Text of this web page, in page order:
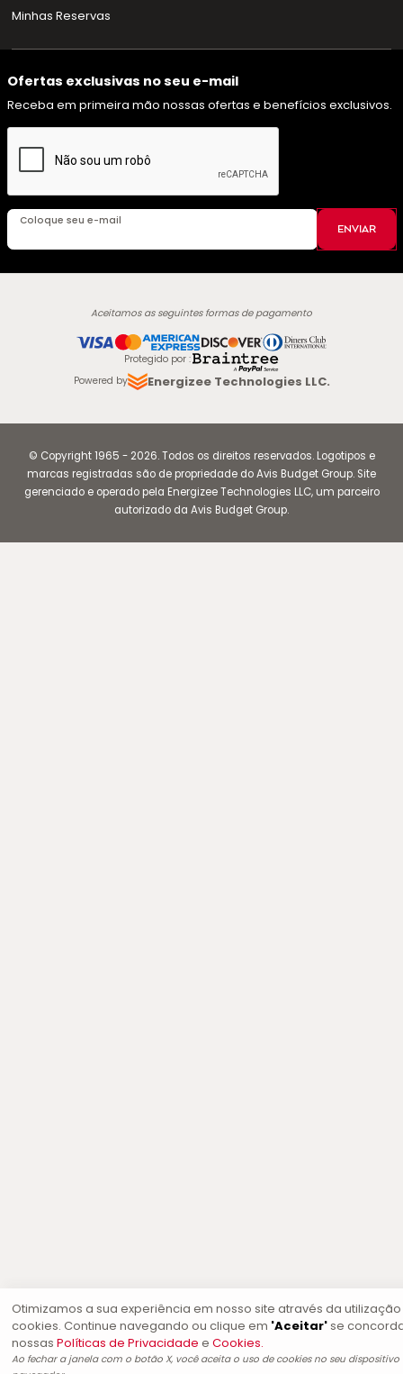
Otimizamos a sua experiência em nosso site através da
cookies. Continue navegando ou clique em 'Aceitar'se
nossas Políticas de Privacidade e Cookies.
Ao fechar a janela com o botão X, você aceita o uso de cookies no seu dispositivo
Minhas Reservas
Ofertas exclusivas no seu e-mail
Receba em primeira mão nossas ofertas e benefícios exclusivos.
Coloque seu e-mail
ENVIAR
Aceitamos as seguintes formas de pagamento
Protegido por :
Powered by
Energizee Technologies LLC.
© Copyright1965 - 2026.Todos os direitos reservados. Logotipos e
marcas registradas são de propriedade do Avis Budget Group. Site
gerenciado e operado pela Energizee Technologies LLC, um parceiro
autorizado da Avis Budget Group.